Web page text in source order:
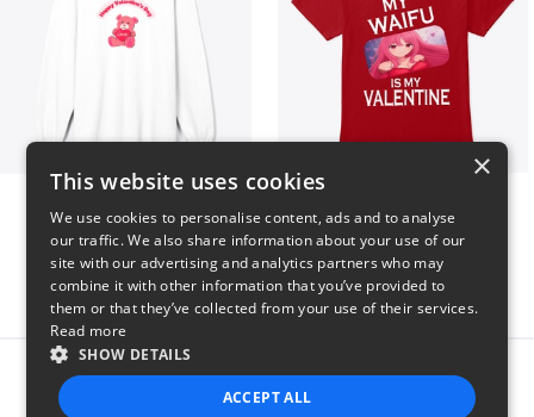
$37 $25
Report this product
×
This website uses cookies
We use cookies to personalise content, ads and to analyse
our traffic. We also share information about your use of our
site with our advertising and analytics partners who may
combine it with other information that you’ve provided to
them or that they’ve collected from your use of their services.
Read more
SHOW DETAILS
ACCEPT ALL